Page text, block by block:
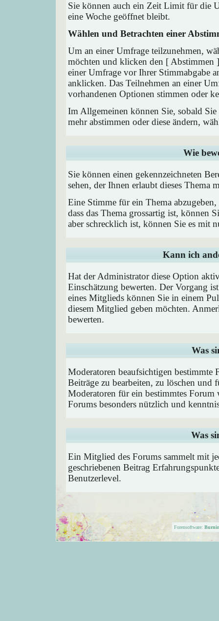
Sie können auch ein Zeit Limit für die
eine Woche geöffnet bleibt.
Wählen und Betrachten einer
Um an einer Umfrage teilzunehmen,
möchten und klicken den [ Abstimmen
einer Umfrage vor Ihrer Stimmabgabe
anklicken. Das Teilnehmen an einer
vorhandenen Optionen stimmen oder
Im Allgemeinen können Sie, sobald
mehr abstimmen oder diese ändern,
Wie
Sie können einen gekennzeichneten
sehen, der Ihnen erlaubt dieses Thema
Eine Stimme für ein Thema
dass das Thema grossartig ist, können
aber schrecklich ist, können Sie es mit
Kann ich
Hat der Administrator diese Option
Einschätzung bewerten. Der Vorgang
eines Mitglieds können Sie in einem
diesem Mitglied geben möchten.
bewerten.
Was
Moderatoren beaufsichtigen
Beiträge zu bearbeiten, zu löschen und
Moderatoren für ein bestimmtes Forum
Forums besonders nützlich und
Was
Ein Mitglied des Forums sammelt mit
geschriebenen Beitrag
Benutzerlevel.
Forensoftware: